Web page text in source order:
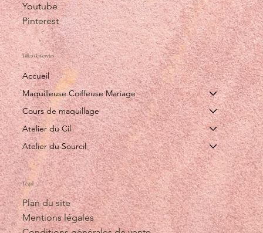
Villes desservies
Accueil
Maquilleuse Coiffeuse Mariage
Cours de maquillage
Atelier du Cil
Atelier du Sourcil
Youtube
Pinterest
Légal
Plan du site
Mentions légales